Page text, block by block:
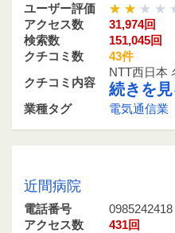
ユーザー評価
アクセス数
31,974回
検索数
151,045回
クチコミ数
43件
クチコミ内容
NTT西日本
続きを
業種タグ 電気通信業
近間病院
電話番号
アクセス数
431回